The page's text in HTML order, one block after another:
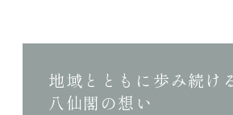
地域とともに 歩み続け
八仙閣の想い